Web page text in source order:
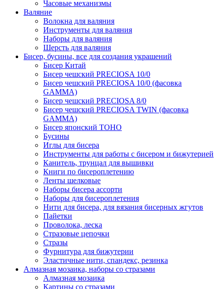
Часовые механизмы
Валяние
Волокна для валяния
Инструменты для валяния
Наборы для валяния
Шерсть для валяния
Бисер, бусины, все для создания украшений
Бисер Китай
Бисер чешский PRECIOSA 10/0
Бисер чешский PRECIOSA 10/0 (фасовка
GAMMA)
Бисер чешский PRECIOSA 8/0
Бисер чешский PRECIOSA TWIN (фасовка
GAMMA)
Бисер японский TOHO
Бусины
Иглы для бисера
Инструменты для работы с бисером и бижутерией
Канитель, трунцал для вышивки
Книги по бисероплетению
Ленты шелковые
Наборы бисера ассорти
Наборы для бисероплетения
Нити для бисера, для вязания бисерных жгутов
Пайетки
Проволока, леска
Стразовые цепочки
Стразы
Фурнитура для бижутерии
Эластичные нити, спандекс, резинка
Алмазная мозаика, наборы со стразами
Алмазная мозаика
Картины co стразами